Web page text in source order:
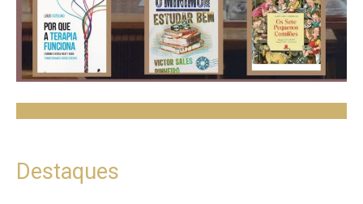
Destaques